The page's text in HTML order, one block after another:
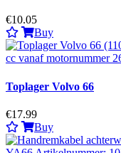
€10.05
Buy
Toplager Volvo 66
€17.99
Buy